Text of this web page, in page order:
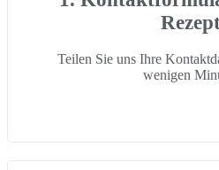
Teilen Sie uns Ihre
wenigen